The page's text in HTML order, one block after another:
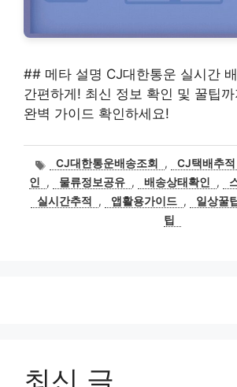
## 메타 설명 CJ대한통운 실시간
간편하게! 최신 정보 확인 및 꿀팁
완벽 가이드 확인하세요!
태CJ대한통운배송조회 , CJ택배추적
인
, 물류정보공유 , 배송상태확인 ,
실시간추적
, 앱활용가이드 , 일상꿀팁
팁
최신 글